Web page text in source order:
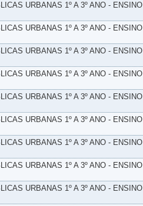
URBANAS 1º A 3º ANO - ENSINO
URBANAS 1º A 3º ANO - ENSINO
URBANAS 1º A 3º ANO - ENSINO
URBANAS 1º A 3º ANO - ENSINO
URBANAS 1º A 3º ANO - ENSINO
URBANAS 1º A 3º ANO - ENSINO
URBANAS 1º A 3º ANO - ENSINO
URBANAS 1º A 3º ANO - ENSINO
URBANAS 1º A 3º ANO - ENSINO